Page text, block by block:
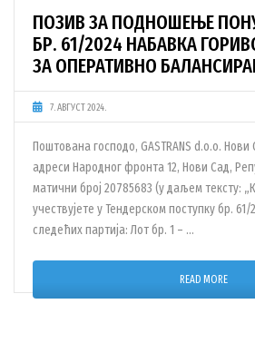
ПОЗИВ ЗА ПОДНОШЕЊЕ
БР. 61/2024 НАБАВКА
ЗА ОПЕРАТИВНО
7. АВГУСТ 2024.
Поштована господо, GASTRANS d.o.o.
адреси Народног фронта 12, Нови Сад,
матични број 20785683 (у даљем тексту:
учествујете у Тендерском поступку бр.
следећих партија: Лот бр. 1 – …
READ MORE